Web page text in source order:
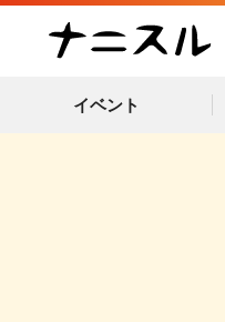
イベント